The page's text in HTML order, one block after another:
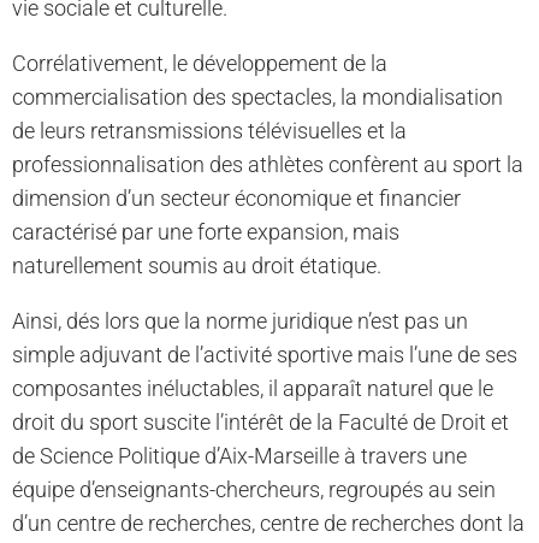
vie sociale et culturelle.
Corrélativement, le développement de la
commercialisation des spectacles, la mondialisation
de leurs retransmissions télévisuelles et la
professionnalisation des athlètes confèrent au sport la
dimension d’un secteur économique et financier
caractérisé par une forte expansion, mais
naturellement soumis au droit étatique.
Ainsi, dés lors que la norme juridique n’est pas un
simple adjuvant de l’activité sportive mais l’une de ses
composantes inéluctables, il apparaît naturel que le
droit du sport suscite l’intérêt de la Faculté de Droit et
de Science Politique d’Aix-Marseille à travers une
équipe d’enseignants-chercheurs, regroupés au sein
d’un centre de recherches, centre de recherches dont la